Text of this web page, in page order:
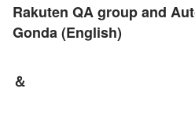
Rakuten QA group and
Gonda (English)
＆